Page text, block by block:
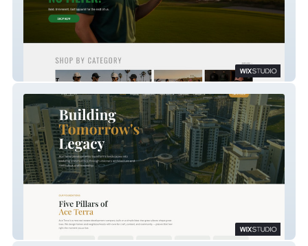
GripIt Golf
Ace Terra Developments